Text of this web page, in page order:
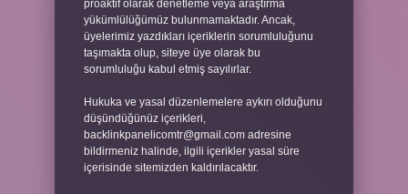
proaktif olarak denetleme veya araştırma
yükümlülüğümüz bulunmamaktadır. Ancak,
üyelerimiz yazdıkları içeriklerin sorumluluğunu
taşımakta olup, siteye üye olarak bu
sorumluluğu kabul etmiş sayılırlar.
Hukuka ve yasal düzenlemelere aykırı olduğunu
düşündüğünüz içerikleri,
backlinkpanelicomtr@gmail.com adresine
bildirmeniz halinde, ilgili içerikler yasal süre
içerisinde sitemizden kaldırılacaktır.